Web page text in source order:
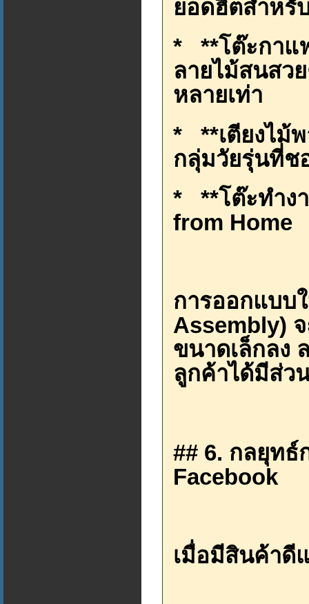
ยอดฮิตสำหรั
* **โต๊ะกาแ
ลายไม้สนสว
หลายเท่า
* **เตียงไม้
กลุ่มวัยรุ่นที่ช
* **โต๊ะทำง
from Home
การออกแบบ
Assembly)
ขนาดเล็กลง
ลูกค้าได้มีส่ว
## 6. กลยุทธ์
Facebook
เมื่อมีสินค้าดี